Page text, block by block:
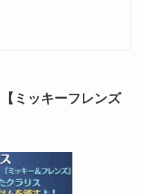
【ミッキーフレンズ